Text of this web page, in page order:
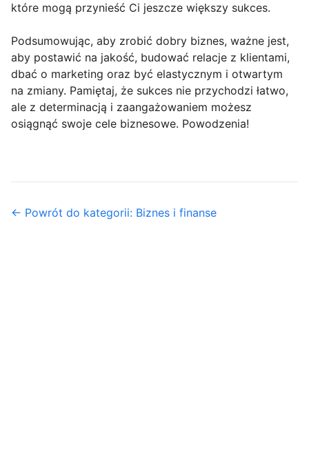
które mogą przynieść Ci jeszcze większy sukces.
Podsumowując, aby zrobić dobry biznes, ważne jest,
aby postawić na jakość, budować relacje z klientami,
dbać o marketing oraz być elastycznym i otwartym
na zmiany. Pamiętaj, że sukces nie przychodzi łatwo,
ale z determinacją i zaangażowaniem możesz
osiągnąć swoje cele biznesowe. Powodzenia!
← Powrót do kategorii: Biznes i finanse